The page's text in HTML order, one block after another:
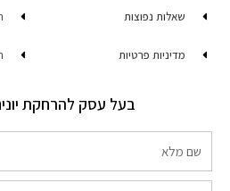
שאלות נפוצות
מדיניות פרטיות
בעל עסק להרחקת
מלא